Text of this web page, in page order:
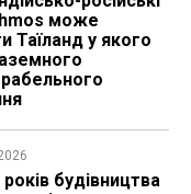
може
Таїланд у якого
років будівництва